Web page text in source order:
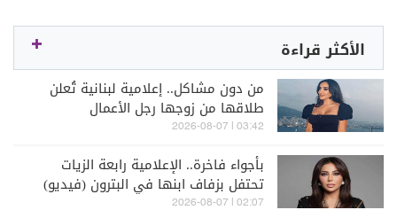
الأكثر قراءة
من دون مشاكل.. إعلامية لبنانية تُعلن
طلاقها من زوجها رجل الأعمال
03:42 | 2026-08-07
بأجواء فاخرة.. الإعلامية رابعة الزيات
تحتفل بزفاف ابنها في البترون (فيديو)
02:07 | 2026-08-07